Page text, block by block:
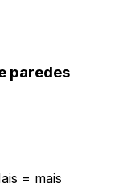
paredes
= mais